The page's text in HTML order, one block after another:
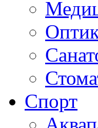
Спорт